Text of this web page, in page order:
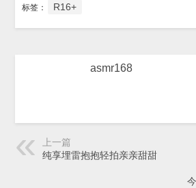
标签： R16+
asmr168
上一篇
纯享埋雷抱抱轻拍亲亲甜甜